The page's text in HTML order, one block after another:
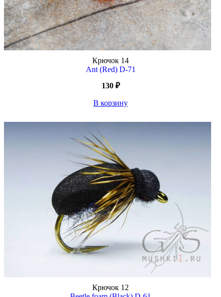
Крючок 14
Ant (Red) D-71
130 ₽
В корзину
Крючок 12